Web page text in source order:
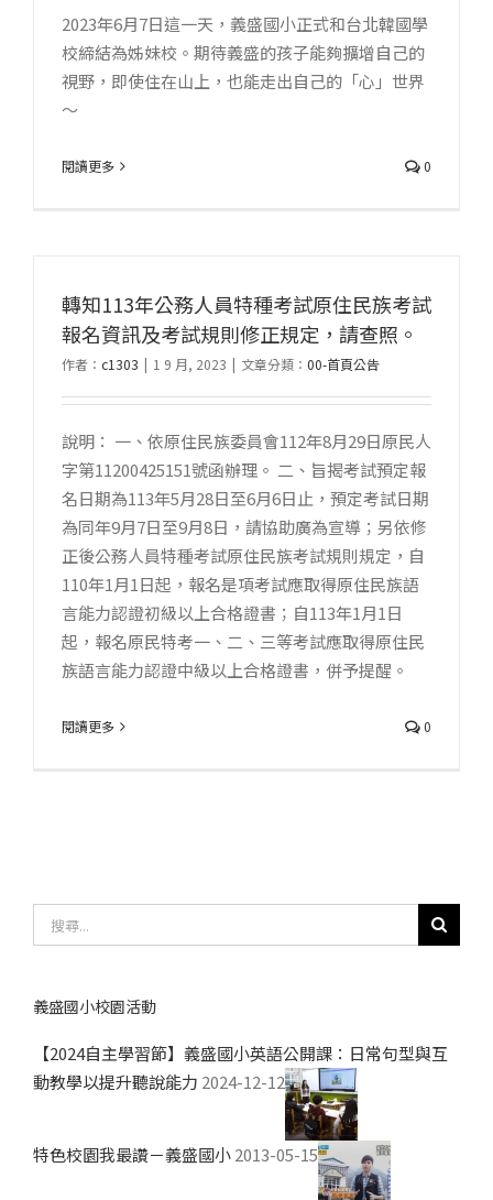
2023年6月7日這一天，義盛國小正式和台北韓國學
校締結為姊妹校。期待義盛的孩子能夠擴增自己的
視野，即使住在山上，也能走出自己的「心」世界
～
閱讀更多 0
轉知113年公務人員特種考試原住民族考試
報名資訊及考試規則修正規定，請查照。
作者： c1303 | 1 9 月, 2023 | 文章分類： 00-首頁公告
說明： 一、依原住民族委員會112年8月29日原民人
字第11200425151號函辦理。 二、旨揭考試預定報
名日期為113年5月28日至6月6日止，預定考試日期
為同年9月7日至9月8日，請協助廣為宣導；另依修
正後公務人員特種考試原住民族考試規則規定，自
110年1月1日起，報名是項考試應取得原住民族語
言能力認證初級以上合格證書；自113年1月1日
起，報名原民特考一、二、三等考試應取得原住民
族語言能力認證中級以上合格證書，併予提醒。
閱讀更多 0
尋
果：
義盛國小校園活動
【2024自主學習節】義盛國小英語公開課：日常句型與互
動教學以提升聽說能力 2024-12-12
特色校園我最讚－義盛國小2013-05-15